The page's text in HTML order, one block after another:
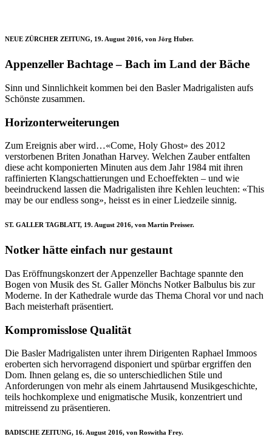
NEUE ZÜRCHER ZEITUNG, 19. August 2016, von Jörg Huber.
Appenzeller Bachtage – Bach im Land der Bäche
Sinn und Sinnlichkeit kommen bei den Basler Madrigalisten aufs
Schönste zusammen.
Horizonterweiterungen
Zum Ereignis aber wird…«Come, Holy Ghost» des 2012
verstorbenen Briten Jonathan Harvey. Welchen Zauber entfalten
diese acht komponierten Minuten aus dem Jahr 1984 mit ihren
raffinierten Klangschattierungen und Echoeffekten – und wie
beeindruckend lassen die Madrigalisten ihre Kehlen leuchten: «This
may be our endless song», heisst es in einer Liedzeile sinnig.
ST. GALLER TAGBLATT, 19. August 2016, von Martin Preisser.
Notker hätte einfach nur gestaunt
Das Eröffnungskonzert der Appenzeller Bachtage spannte den
Bogen von Musik des St. Galler Mönchs Notker Balbulus bis zur
Moderne. In der Kathedrale wurde das Thema Choral vor und nach
Bach meisterhaft präsentiert.
Kompromisslose Qualität
Die Basler Madrigalisten unter ihrem Dirigenten Raphael Immoos
eroberten sich hervorragend disponiert und spürbar ergriffen den
Dom. Ihnen gelang es, die so unterschiedlichen Stile und
Anforderungen von mehr als einem Jahrtausend Musikgeschichte,
teils hochkomplexe und enigmatische Musik, konzentriert und
mitreissend zu präsentieren.
BADISCHE ZEITUNG, 16. August 2016, von Roswitha Frey.